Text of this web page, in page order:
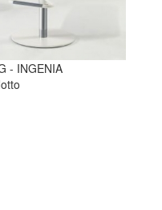
- INGENIA